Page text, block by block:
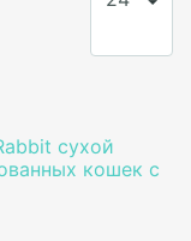
сухой
кошек с